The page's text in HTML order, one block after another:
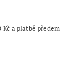
Kč a platbě předem